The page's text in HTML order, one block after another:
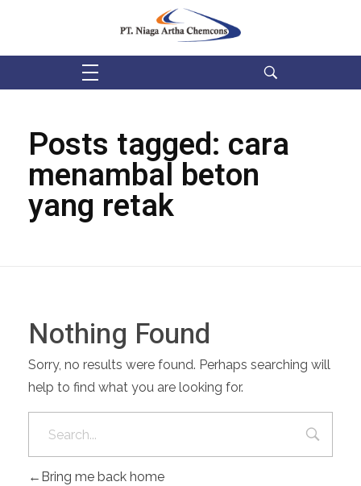
PT Niaga Artha Chemcons
Posts tagged: cara
menambal beton
yang retak
Nothing Found
Sorry, no results were found. Perhaps searching will
help to find what you are looking for.
Bring me back home